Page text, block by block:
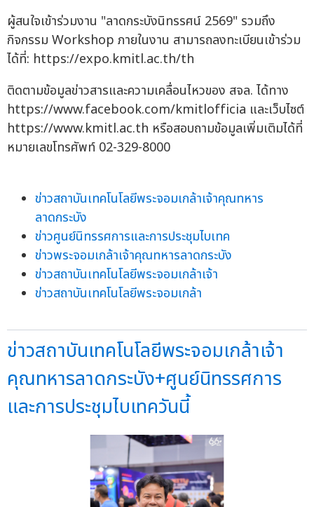
ผู้สนใจเข้าร่วมงาน "ลาดกระบังนิทรรศน์ 2569" รวมถึง
กิจกรรม Workshop ภายในงาน สามารถลงทะเบียนเข้าร่วม
ได้ที่: https://expo.kmitl.ac.th/th
ติดตามข้อมูลข่าวสารและความเคลื่อนไหวของ สจล. ได้ทาง
https://www.facebook.com/kmitlofficia และเว็บไซต์
https://www.kmitl.ac.th หรือสอบถามข้อมูลเพิ่มเติมได้ที่
หมายเลขโทรศัพท์ 02-329-8000
ข่าวสถาบันเทคโนโลยีพระจอมเกล้าเจ้าคุณทหาร
ลาดกระบัง
ข่าวศูนย์นิทรรศการและการประชุมไบเทค
ข่าวพระจอมเกล้าเจ้าคุณทหารลาดกระบัง
ข่าวสถาบันเทคโนโลยีพระจอมเกล้าเจ้า
ข่าวสถาบันเทคโนโลยีพระจอมเกล้า
ข่าวสถาบันเทคโนโลยีพระจอมเกล้าเจ้า
คุณทหารลาดกระบัง+ศูนย์นิทรรศการ
และการประชุมไบเทควันนี้